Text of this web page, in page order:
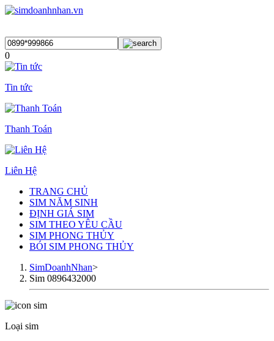
0
Tin tức
Thanh Toán
Liên Hệ
TRANG CHỦ
SIM NĂM SINH
ĐỊNH GIÁ SIM
SIM THEO YÊU CẦU
SIM PHONG THỦY
BÓI SIM PHONG THỦY
SimDoanhNhan>
Sim 0896432000
Loại sim